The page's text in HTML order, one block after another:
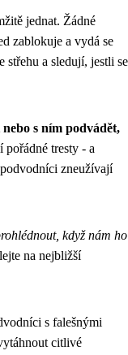
jednat. Žádné
zablokuje a vydá se
střehu a sledují, jestli se
s ním podvádět,
pořádné tresty - a
zneužívají
když nám ho
na nejbližší
s falešnými
citlivé